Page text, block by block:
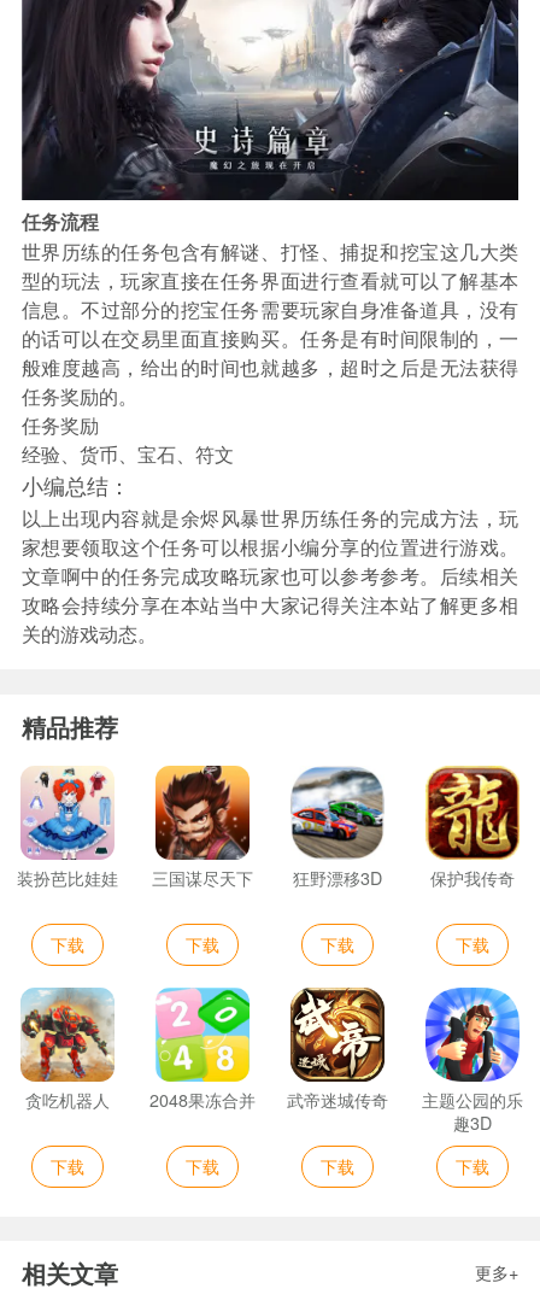
任务流程
世界历练的任务包含有解谜、打怪、捕捉和挖宝这几大类
型的玩法，玩家直接在任务界面进行查看就可以了解基本
信息。不过部分的挖宝任务需要玩家自身准备道具，没有
的话可以在交易里面直接购买。任务是有时间限制的，一
般难度越高，给出的时间也就越多，超时之后是无法获得
任务奖励的。
任务奖励
经验、货币、宝石、符文
小编总结：
以上出现内容就是余烬风暴世界历练任务的完成方法，玩
家想要领取这个任务可以根据小编分享的位置进行游戏。
文章啊中的任务完成攻略玩家也可以参考参考。后续相关
攻略会持续分享在本站当中大家记得关注本站了解更多相
关的游戏动态。
精品推荐
装扮芭比娃娃
下载
三国谋尽天下
下载
狂野漂移3D
下载
保护我传奇
下载
贪吃机器人
下载
2048果冻合并
下载
武帝迷城传奇
下载
主题公园的乐
趣3D
下载
相关文章 更多+